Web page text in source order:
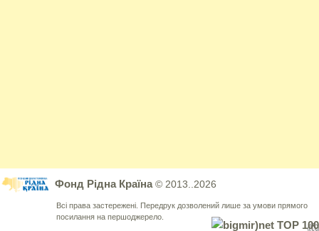
Фонд Рідна Країна© 2013..2026
Всі права застережені. Передрук дозволений лише за умови прямого
посилання на першоджерело.